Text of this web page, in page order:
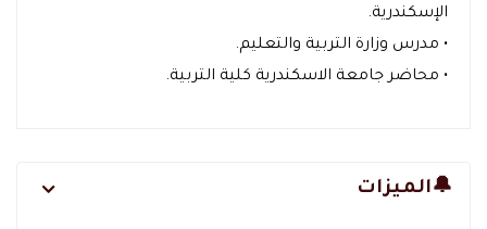
الإسكندرية.
• مدرس وزارة التربية والتعليم.
• محاضر جامعة الاسكندرية كلية التربية.
🔔الميزات